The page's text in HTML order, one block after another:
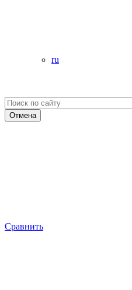
ru
Отмена
Сравнить